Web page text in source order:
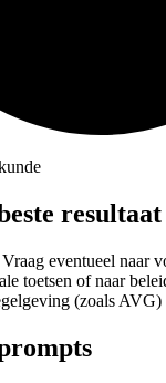
resultaat
eventueel naar
toetsen of naar
(zoals